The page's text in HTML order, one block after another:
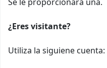
¿Eres visitante?
Utiliza la siguiene cuenta: